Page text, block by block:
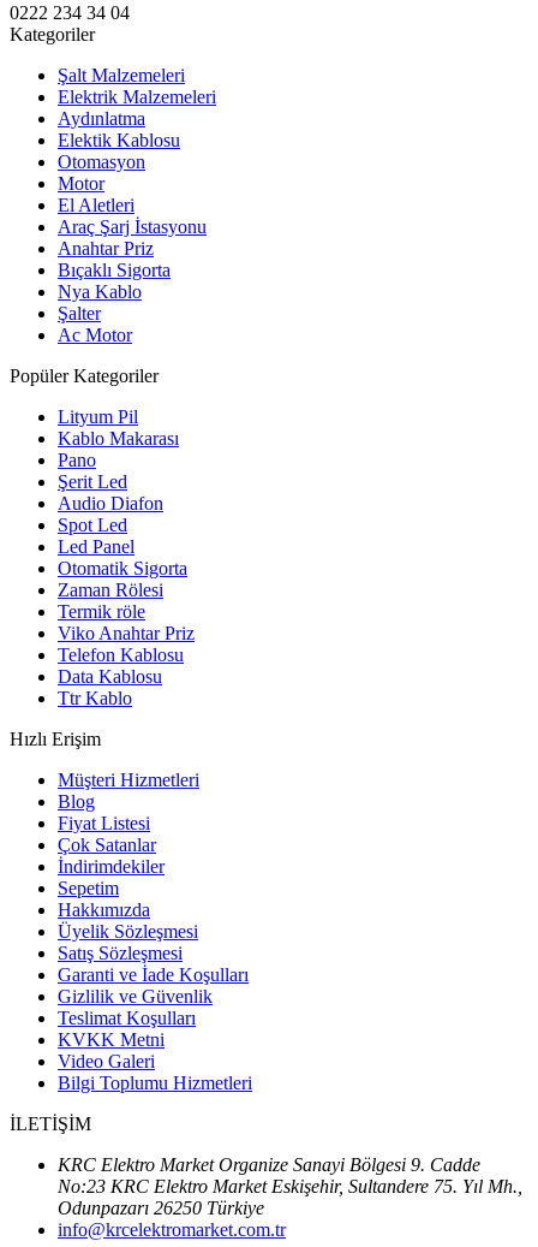
0222 234 34 04
Kategoriler
Şalt Malzemeleri
Elektrik Malzemeleri
Aydınlatma
Elektik Kablosu
Otomasyon
Motor
El Aletleri
Araç Şarj İstasyonu
Anahtar Priz
Bıçaklı Sigorta
Nya Kablo
Şalter
Ac Motor
Popüler Kategoriler
Lityum Pil
Kablo Makarası
Pano
Şerit Led
Audio Diafon
Spot Led
Led Panel
Otomatik Sigorta
Zaman Rölesi
Termik röle
Viko Anahtar Priz
Telefon Kablosu
Data Kablosu
Ttr Kablo
Hızlı Erişim
Müşteri Hizmetleri
Blog
Fiyat Listesi
Çok Satanlar
İndirimdekiler
Sepetim
Hakkımızda
Üyelik Sözleşmesi
Satış Sözleşmesi
Garanti ve İade Koşulları
Gizlilik ve Güvenlik
Teslimat Koşulları
KVKK Metni
Video Galeri
Bilgi Toplumu Hizmetleri
İLETİŞİM
KRC Elektro Market Organize Sanayi Bölgesi 9. Cadde
No:23 KRC Elektro Market Eskişehir, Sultandere 75. Yıl Mh.,
Odunpazarı 26250 Türkiye
info@krcelektromarket.com.tr